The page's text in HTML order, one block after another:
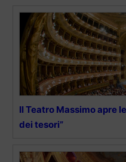
Il Teatro Massimo apre
dei tesori”